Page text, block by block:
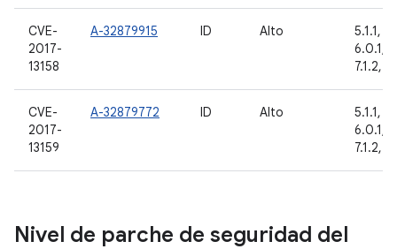
CVE-
2017-
13158
A-32879915 ID Alto
5.1.1,
6.0.1,
7.1.2,
CVE-
2017-
13159
A-32879772 ID Alto
5.1.1,
6.0.1,
7.1.2,
Nivel de parche de seguridad del